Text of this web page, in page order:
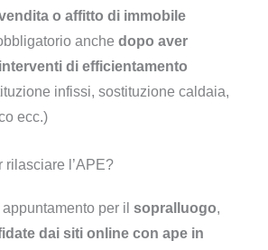
o affitto di immobile
anche dopo aver
di efficientamento
infissi, sostituzione caldaia,
ecc.)
rilasciare l’APE?
per il sopralluogo,
dai siti online con ape in